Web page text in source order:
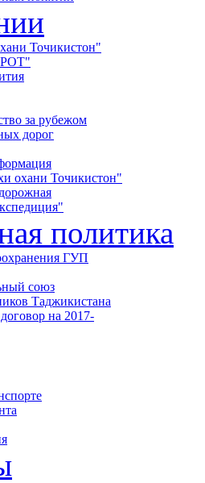
Точикистон"
за рубежом
дорог
охани Точикистон"
политика
ГУП
союз
Таджикистана
на 2017-